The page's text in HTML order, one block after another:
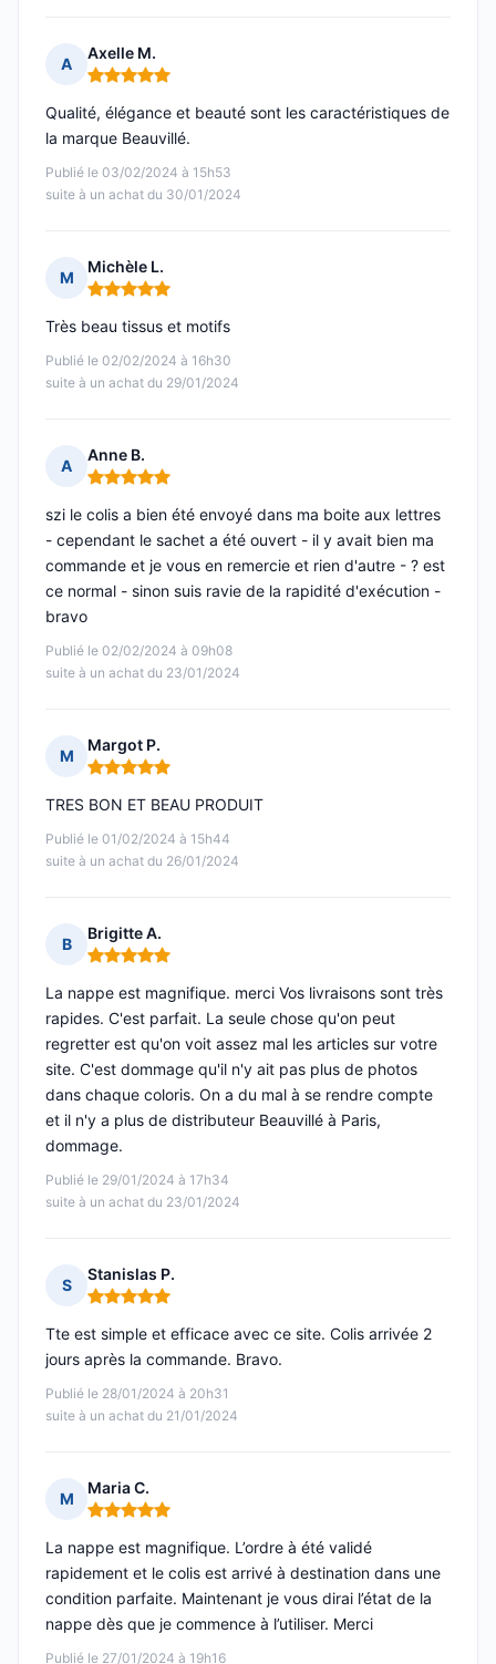
A
Axelle M.
Note : 5 sur 5
Publié le 03/02/2024 à 15h53
suite à un achat du 30/01/2024
Qualité, élégance et beauté sont les caractéristiques de
la marque Beauvillé.
M
Michèle L.
Note : 5 sur 5
Publié le 02/02/2024 à 16h30
suite à un achat du 29/01/2024
Très beau tissus et motifs
A
Anne B.
Note : 5 sur 5
Publié le 02/02/2024 à 09h08
suite à un achat du 23/01/2024
szi le colis a bien été envoyé dans ma boite aux lettres
- cependant le sachet a été ouvert - il y avait bien ma
commande et je vous en remercie et rien d'autre - ? est
ce normal - sinon suis ravie de la rapidité d'exécution -
bravo
M
Margot P.
Note : 5 sur 5
Publié le 01/02/2024 à 15h44
suite à un achat du 26/01/2024
TRES BON ET BEAU PRODUIT
B
Brigitte A.
Note : 5 sur 5
Publié le 29/01/2024 à 17h34
suite à un achat du 23/01/2024
La nappe est magnifique. merci Vos livraisons sont très
rapides. C'est parfait. La seule chose qu'on peut
regretter est qu'on voit assez mal les articles sur votre
site. C'est dommage qu'il n'y ait pas plus de photos
dans chaque coloris. On a du mal à se rendre compte
et il n'y a plus de distributeur Beauvillé à Paris,
dommage.
S
Stanislas P.
Note : 5 sur 5
Publié le 28/01/2024 à 20h31
suite à un achat du 21/01/2024
Tte est simple et efficace avec ce site. Colis arrivée 2
jours après la commande. Bravo.
M
Maria C.
Note : 5 sur 5
Publié le 27/01/2024 à 19h16
La nappe est magnifique. L’ordre à été validé
rapidement et le colis est arrivé à destination dans une
condition parfaite. Maintenant je vous dirai l’état de la
nappe dès que je commence à l’utiliser. Merci